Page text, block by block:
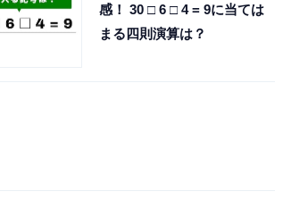
感！ 30 □ 6 □ 4 = 9に当ては
まる四則演算は？